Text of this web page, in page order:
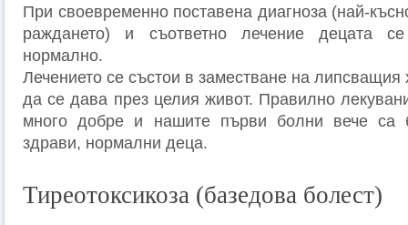
При своевременно поставена диагноза (най-
раждането) и съответно лечение децата
нормално.
Лечението се състои в заместване на липсващия
да се дава през целия живот. Правилно
много добре и нашите първи болни вече
здрави, нормални деца.
Тиреотоксикоза (базедова болест)